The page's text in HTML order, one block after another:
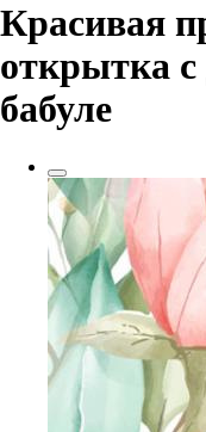
Красивая
открытка
бабуле